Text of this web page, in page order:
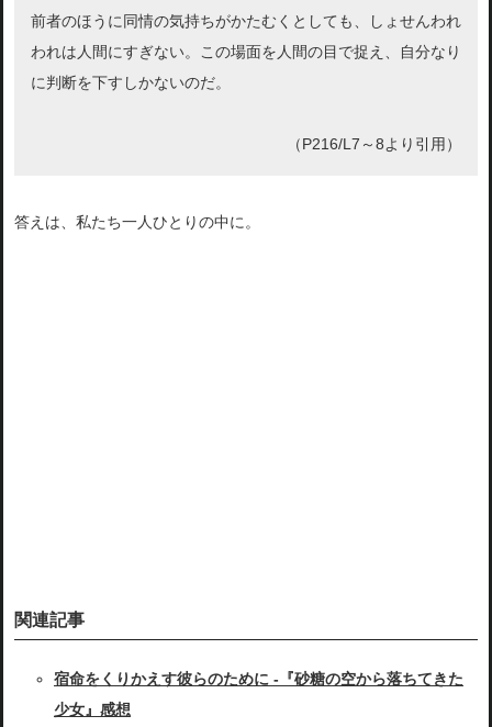
前者のほうに同情の気持ちがかたむくとしても、しょせんわれ
われは人間にすぎない。この場面を人間の目で捉え、自分なり
に判断を下すしかないのだ。
（P216/L7～8より引用）
答えは、私たち一人ひとりの中に。
関連記事
宿命をくりかえす彼らのために -『砂糖の空から落ちてきた
少女』感想